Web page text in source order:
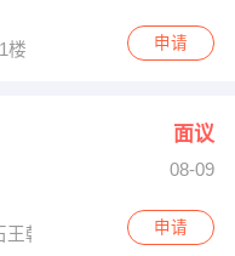
楼
申请
面议
08-09
王朝
申请